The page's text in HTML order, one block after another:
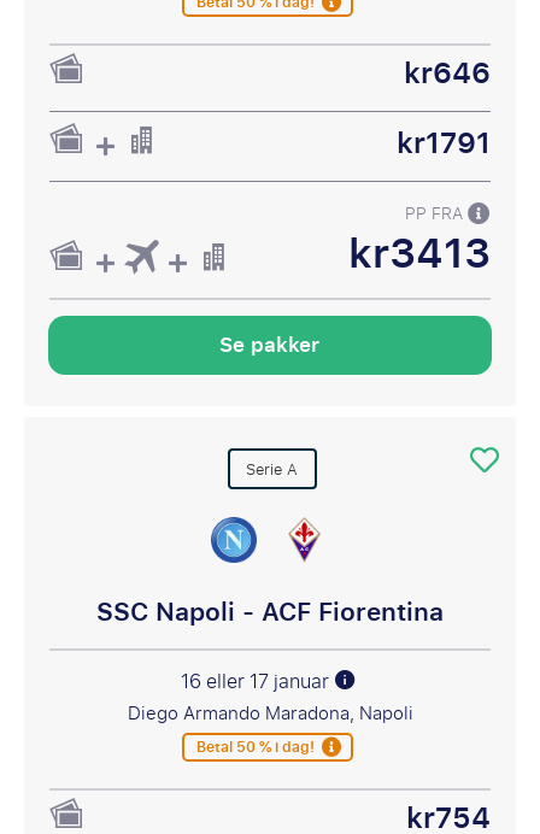
kr646
kr1791
PP FRA
kr3413
Se pakker
Serie A
SSC Napoli - ACF Fiorentina
16 eller 17 januar
Diego Armando Maradona, Napoli
Betal 50 % i dag!
kr754